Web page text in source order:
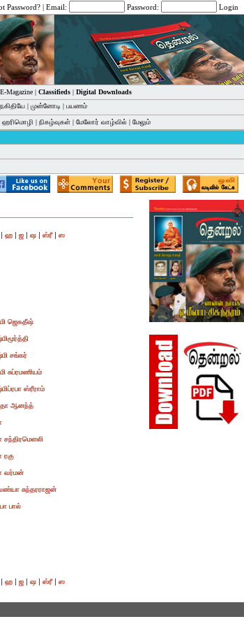
Password? | Email: Password: Login
E-Magazine| Classifieds| Digital Downloads
| முன்னோடி | பயணம்
ஹரிமொழி | நிகழ்வுகள் | மேலோர் வாழ்வில் | மேலும்
| ஹ | ஜ | ஷ | ஸ்ரீ| ஸ
ஜெகதீஷ்
சங்கர்
சுப்ரமணியம்
ஸ்ரீராம்
ஆனந்த்
சந்திரமெளலி
ரகு
வர்மன்
சுந்தரராஜன்
பால்
| ஹ | ஜ | ஷ | ஸ்ரீ| ஸ